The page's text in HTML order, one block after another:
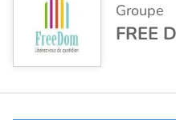
Groupe
FREE